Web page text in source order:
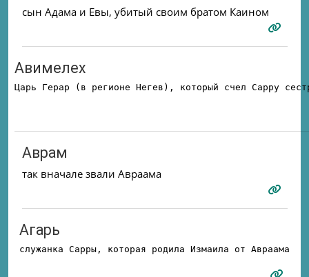
сын Адама и Евы, убитый своим братом Каином
Авимелех
Царь Герар (в регионе Негев), который счел Сарру
Аврам
так вначале звали Авраама
Агарь
служанка Сарры, которая родила Измаила от Авраама